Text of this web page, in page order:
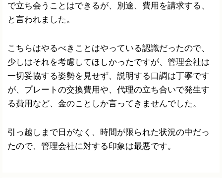
で立ち会うことはできるが、別途、費用を請求する、
と言われました。
こちらはやるべきことはやっている認識だったので、
少しはそれを考慮してほしかったですが、管理会社は
一切妥協する姿勢を見せず、説明する口調は丁寧です
が、プレートの交換費用や、代理の立ち合いで発生す
る費用など、金のことしか言ってきませんでした。
引っ越しまで日がなく、時間が限られた状況の中だっ
たので、管理会社に対する印象は最悪です。